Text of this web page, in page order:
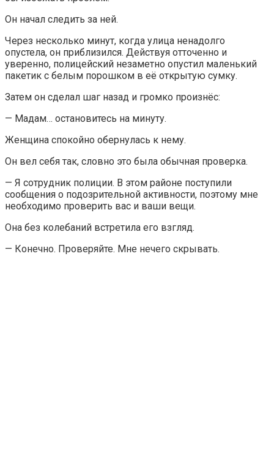
Он начал следить за ней.
Через несколько минут, когда улица ненадолго
опустела, он приблизился. Действуя отточенно и
уверенно, полицейский незаметно опустил маленький
пакетик с белым порошком в её открытую сумку.
Затем он сделал шаг назад и громко произнёс:
— Мадам… остановитесь на минуту.
Женщина спокойно обернулась к нему.
Он вел себя так, словно это была обычная проверка.
— Я сотрудник полиции. В этом районе поступили
сообщения о подозрительной активности, поэтому мне
необходимо проверить вас и ваши вещи.
Она без колебаний встретила его взгляд.
— Конечно. Проверяйте. Мне нечего скрывать.